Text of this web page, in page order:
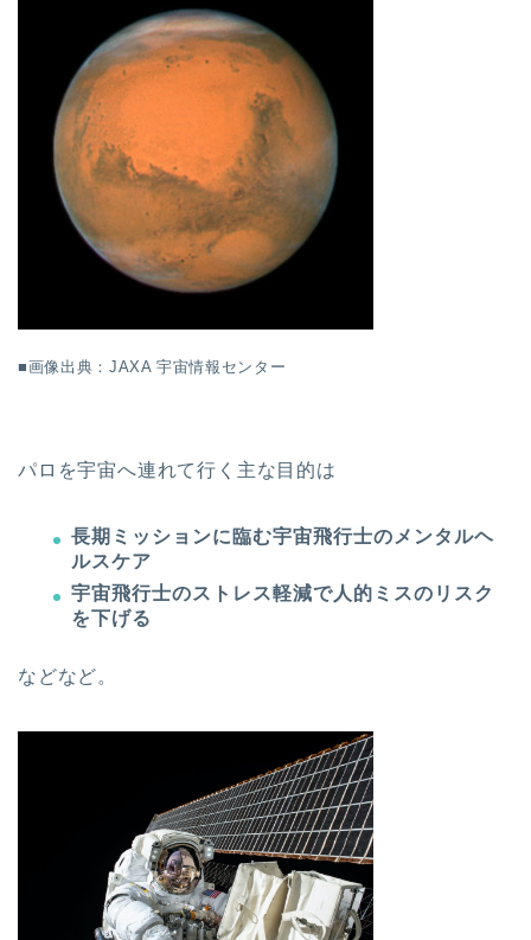
■画像出典：JAXA 宇宙情報センター
パロを宇宙へ連れて行く主な目的は
長期ミッションに臨む宇宙飛行士のメンタルヘ
ルスケア
宇宙飛行士のストレス軽減で人的ミスのリスク
を下げる
などなど。